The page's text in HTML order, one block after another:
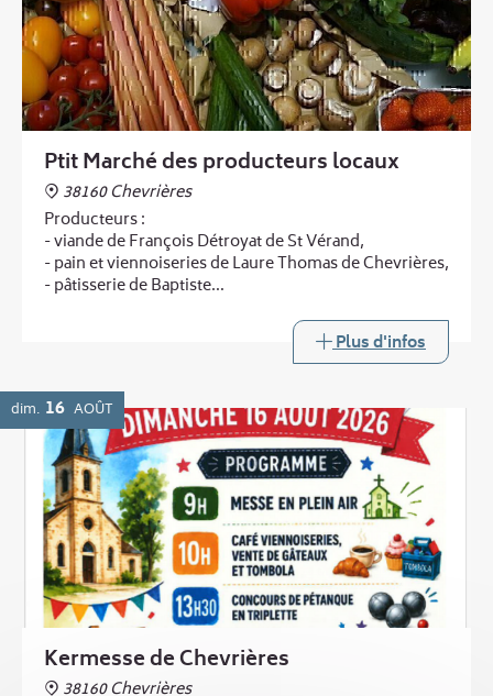
Ptit Marché des producteurs locaux
38160 Chevrières
Producteurs :
- viande de François Détroyat de St Vérand,
- pain et viennoiseries de Laure Thomas de Chevrières,
- pâtisserie de Baptiste
- légumes de Laurent Boucheny de Murinais
Buvette
Plus d'infos
dim. 16 AOÛT
Kermesse de Chevrières
38160 Chevrières